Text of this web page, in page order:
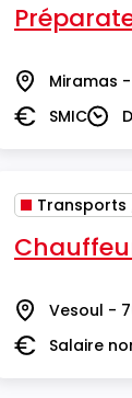
Lieu Miramas -
Salaire
SMIC
Transports
Lieu Vesoul -
SalaireSalaire